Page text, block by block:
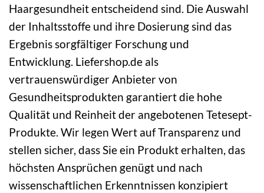
Haargesundheit entscheidend sind. Die Auswahl
der Inhaltsstoffe und ihre Dosierung sind das
Ergebnis sorgfältiger Forschung und
Entwicklung. Liefershop.de als
vertrauenswürdiger Anbieter von
Gesundheitsprodukten garantiert die hohe
Qualität und Reinheit der angebotenen Tetesept-
Produkte. Wir legen Wert auf Transparenz und
stellen sicher, dass Sie ein Produkt erhalten, das
höchsten Ansprüchen genügt und nach
wissenschaftlichen Erkenntnissen konzipiert